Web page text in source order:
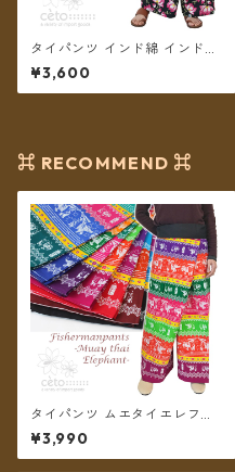
タイパンツ インド綿 インド更
紗 no.10 ロータスプリント 6
カラー ロング丈【メール便送
料無料】
¥3,600
⌘ RECOMMEND ⌘
タイパンツ ムエタイエレファ
ント カラフルボーダー 7カラ
ー リゾパン ロング丈【メール
便送料無料】
¥3,990